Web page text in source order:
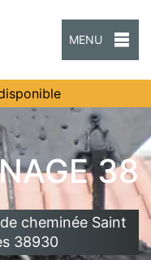
MENU
38
cheminée Saint
38930